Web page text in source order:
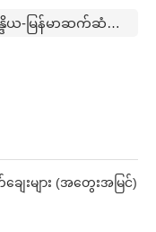
မင်းအောင်လှိုင်ရဲ့ အိန္ဒိယခရီးစဉ်နှင့် အိန္ဒိယ-မြန်မာဆက်ဆံရေးနောက်ကွယ်က မဟာဗျူဟာ (အတွေးအမြင်)
းများ (အတွေးအမြင်)